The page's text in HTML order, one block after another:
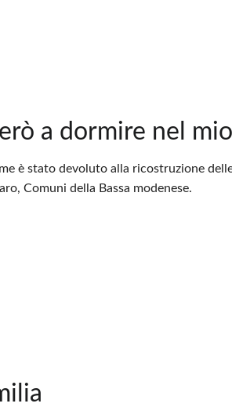
a dormire nel
è stato devoluto alla ricostruzione
Comuni della Bassa modenese.